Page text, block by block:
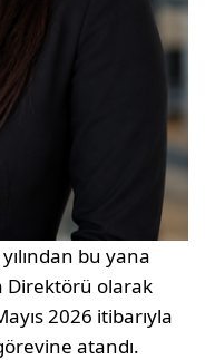
bu yana
Direktörü olarak
2026 itibarıyla
atandı.